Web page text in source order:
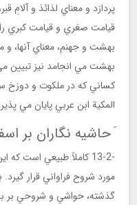
پردازد و معناي لذائذ و آلامِ
قيامت صغري و قيامت كبري
بهشت و جهنم، معناي آنها،
بهشت مي انجامد نيز تبيين
كساني كه در ملكوت و دوزخ
المكية ابن عربي پايان مي
حاشيه نگاران بر
-13-2 كاملاً طبيعي است
مورد شروح فراواني قرار
گذشته، حواشي و شروحي بر